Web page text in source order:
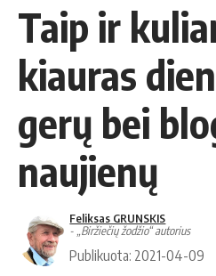
Taip ir
kiauras
gerų bei
naujienų
Feliksas GRUNSKIS
- „Biržiečių žodžio“ autorius
Publikuota: 2021-04-09